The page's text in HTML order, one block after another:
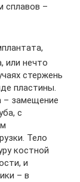
сплавов –
или нечто
стержень
пластины.
– замещение
с
Тело
костной
и
– в